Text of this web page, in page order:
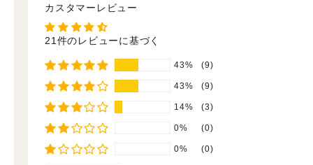
カスタマーレビュー
21件のレビューに基づく
43% (9)
43% (9)
14% (3)
0% (0)
0% (0)